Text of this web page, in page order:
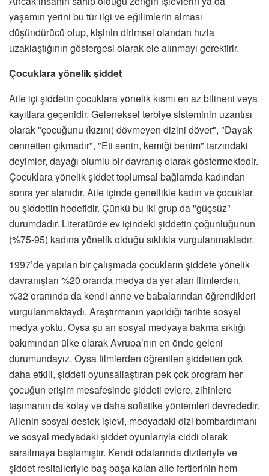
yaşamın yerini bu tür ilgi ve eğilimlerin alması
düşündürücü olup, kişinin dirimsel olandan hızla
uzaklaştığının göstergesi olarak ele alınmayı gerektirir.
Çocuklara yönelik şiddet
Aile içi şiddetin çocuklara yönelik kısmı en az bilineni veya
kayıtlara geçenidir. Geleneksel terbiye sisteminin uzantısı
olarak "çocuğunu (kızını) dövmeyen dizini döver", "Dayak
cennetten çıkmadır", "Eti senin, kemiği benim" tarzındaki
deyimler, dayağı olumlu bir davranış olarak göstermektedir.
Çocuklara yönelik şiddet toplumsal bağlamda kadından
sonra yer alanıdır. Aile içinde genellikle kadın ve çocuklar
bu şiddettin hedefidir. Çünkü bu iki grup da "güçsüz"
durumdadır. Literatürde ev içindeki şiddetin çoğunluğunun
(%75-95) kadına yönelik olduğu sıklıkla vurgulanmaktadır.
1997’de yapılan bir çalışmada çocukların şiddete yönelik
davranışları %20 oranda medya da yer alan filmlerden,
%32 oranında da kendi anne ve babalarından öğrendikleri
vurgulanmaktaydı. Araştırmanın yapıldığı tarihte sosyal
medya yoktu. Oysa şu an sosyal medyaya bakma sıklığı
bakımından ülke olarak Avrupa’nın en önde geleni
durumundayız. Oysa filmlerden öğrenilen şiddetten çok
daha etkili, şiddeti oyunsallaştıran pek çok program her
çocuğun erişim mesafesinde şiddeti evlere, zihinlere
taşımanın da kolay ve daha sofistike yöntemleri devrededir.
Ailenin sosyal destek işlevi, medyadaki dizi bombardımanı
ve sosyal medyadaki şiddet oyunlarıyla ciddi olarak
sarsılmaya başlamıştır. Kendi odalarında dizileriyle ve
şiddet resitalleriyle baş başa kalan aile fertlerinin hem